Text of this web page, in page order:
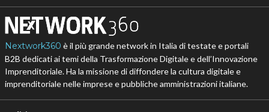
Nextwork360 è il più grande network in Italia di testate e portali
B2B dedicati ai temi della Trasformazione Digitale e dell’Innovazione
Imprenditoriale. Ha la missione di diffondere la cultura digitale e
imprenditoriale nelle imprese e pubbliche amministrazioni italiane.